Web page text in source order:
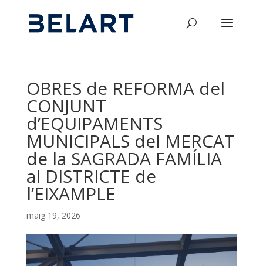
OBRES de REFORMA del
CONJUNT
d’EQUIPAMENTS
MUNICIPALS del MERCAT
de la SAGRADA FAMÍLIA
al DISTRICTE de
l’EIXAMPLE
maig 19, 2026